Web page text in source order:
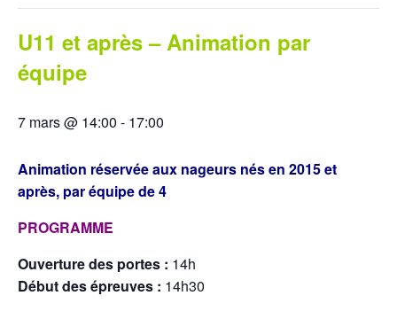
U11 et après – Animation par
équipe
7 mars @ 14:00 - 17:00
Animation réservée aux nageurs nés en 2015 et
après, par équipe de 4
PROGRAMME
Ouverture des portes : 14h
Début des épreuves : 14h30